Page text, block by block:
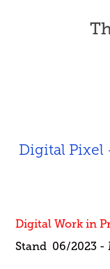
Digital Pixel
Digital Work in
Stand 06/2023 -